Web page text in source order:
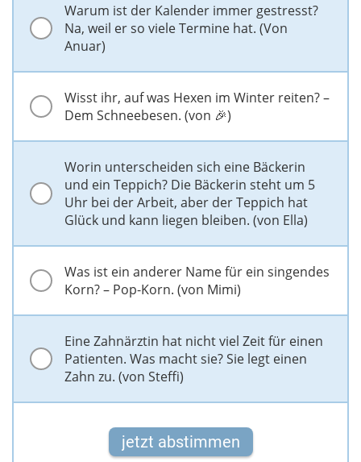
Warum ist der Kalender immer gestresst?
Na, weil er so viele Termine hat. (Von
Anuar)
Wisst ihr, auf was Hexen im Winter reiten? –
Dem Schneebesen. (von 🎉)
Worin unterscheiden sich eine Bäckerin
und ein Teppich? Die Bäckerin steht um 5
Uhr bei der Arbeit, aber der Teppich hat
Glück und kann liegen bleiben. (von Ella)
Was ist ein anderer Name für ein singendes
Korn? – Pop-Korn. (von Mimi)
Eine Zahnärztin hat nicht viel Zeit für einen
Patienten. Was macht sie? Sie legt einen
Zahn zu. (von Steffi)
jetzt abstimmen